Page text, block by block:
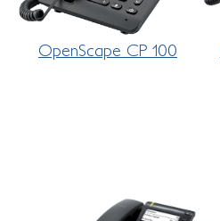
OpenScape CP 100